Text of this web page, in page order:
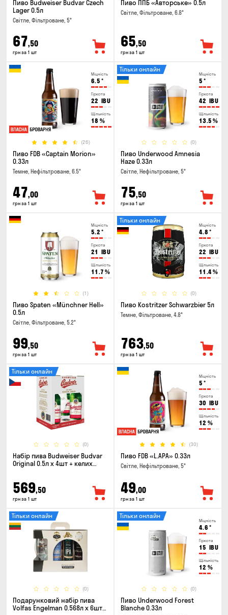
Пиво Budweiser Budvar Czech
Lager 0.5л
Світле, Фільтроване, 5°
67,50
грн за 1 шт
Пиво ППБ «Авторське» 0.5л
Світле, Фільтроване, 6.8°
65,50
грн за 1 шт
Міцність
6.5 °
Гіркота
22 IBU
Щільність
18 %
(26)
Пиво FDB «Captain Morion»
0.33л
Темне, Нефільтроване, 6.5°
47,00
грн за 1 шт
Міцність
5 °
Гіркота
42 IBU
Щільність
13.5 %
(0)
Тільки онлайн
Пиво Underwood Amnesia
Haze 0.33л
Світле, Нефільтроване, 5°
75,50
грн за 1 шт
Міцність
5.2 °
Гіркота
21 IBU
Щільність
11.7 %
(1)
Пиво Spaten «Münchner Hell»
0.5л
Світле, Фільтроване, 5.2°
99,50
грн за 1 шт
Міцність
4.8 °
Гіркота
22 IBU
Щільність
11.4%
(0)
Тільки онлайн
Пиво Kostritzer Schwarzbier 5л
Темне, Фільтроване, 4.8°
763,50
грн за 1 шт
(0)
Тільки онлайн
Набір пива Budweiser Budvar
Original 0.5л х 4шт + келих
569,50
грн за 1 шт
Міцність
5 °
Гіркота
30 IBU
Щільність
12 %
(30)
Пиво FDB «L.APA» 0.33л
Світле, Нефільтроване, 5°
49,00
грн за 1 шт
(0)
Тільки онлайн
Подарунковий набір пива
Volfas Engelman 0.568л x 6шт +
Міцність
4.6 °
Гіркота
15 IBU
Щільність
12 %
(0)
Тільки онлайн
Пиво Underwood Forest
Blanche 0.33л